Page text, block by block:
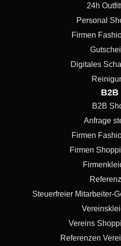
24h
Personal
Firmen
Digitales
B2B
B2B
Anfrage
Firmen
Firmen
Steuerfreier Mitarbeiter-
Vereins
Referenzen